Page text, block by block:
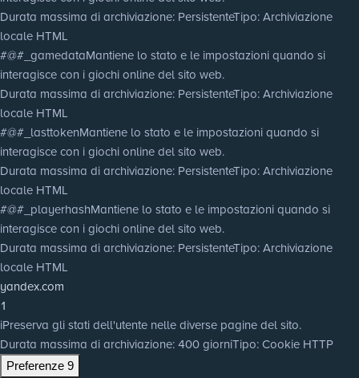
Durata massima di archiviazione: PersistenteTipo: Archiviazione
locale HTML
#@#_gamedataMantiene lo stato e le impostazioni quando si
interagisce con i giochi online del sito web.
Durata massima di archiviazione: PersistenteTipo: Archiviazione
locale HTML
#@#_lasttokenMantiene lo stato e le impostazioni quando si
interagisce con i giochi online del sito web.
Durata massima di archiviazione: PersistenteTipo: Archiviazione
locale HTML
#@#_playerhashMantiene lo stato e le impostazioni quando si
interagisce con i giochi online del sito web.
Durata massima di archiviazione: PersistenteTipo: Archiviazione
locale HTML
yandex.com
1
iPreserva gli stati dell'utente nelle diverse pagine del sito.
Durata massima di archiviazione: 400 giorniTipo: Cookie HTTP
Preferenze 9